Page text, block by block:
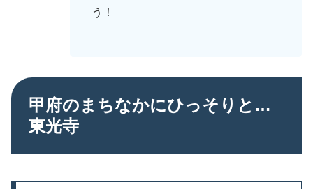
う！
甲府のまちなかにひっそりと…
東光寺